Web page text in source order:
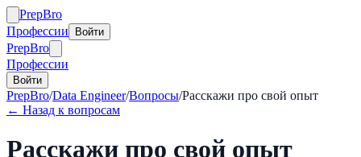
PrepBro
Профессии
Войти
PrepBro
Профессии
Войти
PrepBro/Data Engineer/Вопросы/Расскажи про свой опыт
← Назад к вопросам
Расскажи про свой опыт